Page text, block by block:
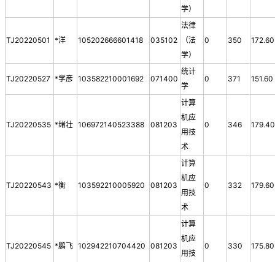
学）
TJ20220501 *洋 105202666601418 035102
法律
（法
学）
0 350 172.60
TJ20220527 *学彦 103582210001692 071400
统计
学
0 371 151.60
TJ20220535 *绪壮 106972140523388 081203
计算
机应
用技
术
0 346 179.40
TJ20220543 *衡 103592210005920 081203
计算
机应
用技
术
0 332 179.60
TJ20220545 *鹏飞 102942210704420 081203
计算
机应
用技
0 330 175.80